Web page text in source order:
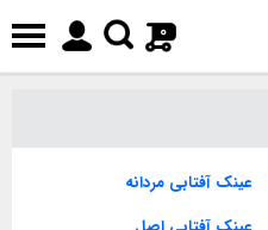
0
عینک آفتابی مردانه